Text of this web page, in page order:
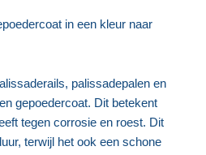
in een kleur naar
palissadepalen en
gepoedercoat. Dit betekent
tegen corrosie en roest. Dit
terwijl het ook een schone